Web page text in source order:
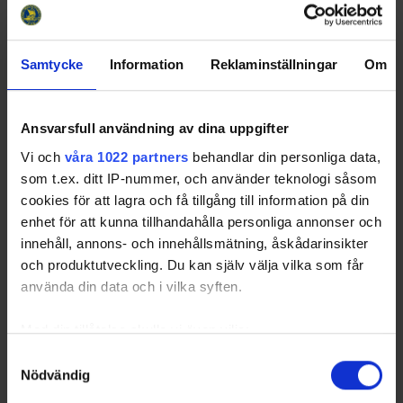
Samtycke Information Reklaminställningar Om
Ansvarsfull användning av dina uppgifter
Vi och våra 1022 partners behandlar din personliga data,
som t.ex. ditt IP-nummer, och använder teknologi såsom
cookies för att lagra och få tillgång till information på din
enhet för att kunna tillhandahålla personliga annonser och
innehåll, annons- och innehållsmätning, åskådarinsikter
och produktutveckling. Du kan själv välja vilka som får
använda din data och i vilka syften.
Med din tillåtelse skulle vi även vilja:
som kan ha en noggrannhet på upp till flera meter
Nödvändig
26-06-10
Här kommer inbjudan till årets regionsdomarutbildning
samma anmälningslänk, eftersom utbildningen är densamma
men genomförs på olika platser…